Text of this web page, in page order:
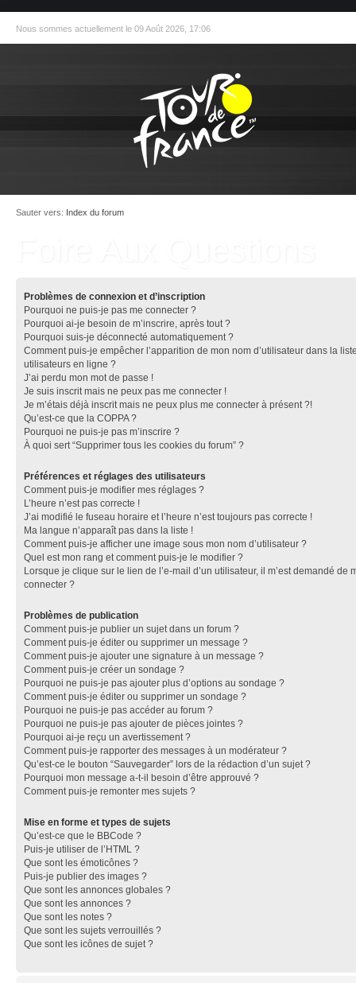
Nous sommes actuellement le 09 Août 2026, 17:06
Sauter vers: Index du forum
Problèmes de connexion et d’inscription
Pourquoi ne puis-je pas me connecter ?
Pourquoi ai-je besoin de m’inscrire, après tout ?
Pourquoi suis-je déconnecté automatiquement ?
Comment puis-je empêcher l’apparition de mon nom d’utilisateur dans la
utilisateurs en ligne ?
J’ai perdu mon mot de passe !
Je suis inscrit mais ne peux pas me connecter !
Je m’étais déjà inscrit mais ne peux plus me connecter à présent ?!
Qu’est-ce que la COPPA ?
Pourquoi ne puis-je pas m’inscrire ?
À quoi sert “Supprimer tous les cookies du forum” ?
Préférences et réglages des utilisateurs
Comment puis-je modifier mes réglages ?
L’heure n’est pas correcte !
J’ai modifié le fuseau horaire et l’heure n’est toujours pas correcte !
Ma langue n’apparaît pas dans la liste !
Comment puis-je afficher une image sous mon nom d’utilisateur ?
Quel est mon rang et comment puis-je le modifier ?
Lorsque je clique sur le lien de l’e-mail d’un utilisateur, il m’est demandé de
connecter ?
Problèmes de publication
Comment puis-je publier un sujet dans un forum ?
Comment puis-je éditer ou supprimer un message ?
Comment puis-je ajouter une signature à un message ?
Comment puis-je créer un sondage ?
Pourquoi ne puis-je pas ajouter plus d’options au sondage ?
Comment puis-je éditer ou supprimer un sondage ?
Pourquoi ne puis-je pas accéder au forum ?
Pourquoi ne puis-je pas ajouter de pièces jointes ?
Pourquoi ai-je reçu un avertissement ?
Comment puis-je rapporter des messages à un modérateur ?
Qu’est-ce le bouton “Sauvegarder” lors de la rédaction d’un sujet ?
Pourquoi mon message a-t-il besoin d’être approuvé ?
Comment puis-je remonter mes sujets ?
Mise en forme et types de sujets
Qu’est-ce que le BBCode ?
Puis-je utiliser de l’HTML ?
Que sont les émoticônes ?
Puis-je publier des images ?
Que sont les annonces globales ?
Que sont les annonces ?
Que sont les notes ?
Que sont les sujets verrouillés ?
Que sont les icônes de sujet ?